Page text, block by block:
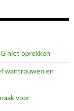
niet oprekken
wantrouwen en
voor